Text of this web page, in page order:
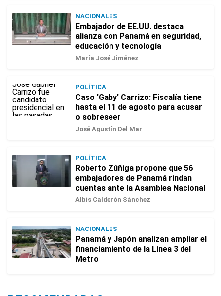
NACIONALES
Embajador de EE.UU. destaca
alianza con Panamá en seguridad,
educación y tecnología
María José Jiménez
POLÍTICA
Caso 'Gaby' Carrizo: Fiscalía tiene
hasta el 11 de agosto para acusar
o sobreseer
José Agustín Del Mar
POLÍTICA
Roberto Zúñiga propone que 56
embajadores de Panamá rindan
cuentas ante la Asamblea Nacional
Albis Calderón Sánchez
NACIONALES
Panamá y Japón analizan ampliar el
financiamiento de la Línea 3 del
Metro